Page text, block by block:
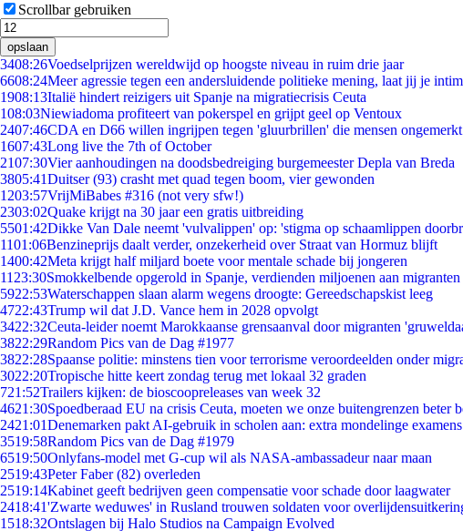
Scrollbar gebruiken
opslaan
3408:26Voedselprijzen wereldwijd op hoogste niveau in ruim drie jaar
6608:24Meer agressie tegen een andersluidende politieke mening, laat jij je
1908:13Italië hindert reizigers uit Spanje na migratiecrisis Ceuta
108:03Niewiadoma profiteert van pokerspel en grijpt geel op Ventoux
2407:46CDA en D66 willen ingrijpen tegen 'gluurbrillen' die mensen
1607:43Long live the 7th of October
2107:30Vier aanhoudingen na doodsbedreiging burgemeester Depla van Breda
3805:41Duitser (93) crasht met quad tegen boom, vier gewonden
1203:57VrijMiBabes #316 (not very sfw!)
2303:02Quake krijgt na 30 jaar een gratis uitbreiding
5501:42Dikke Van Dale neemt 'vulvalippen' op: 'stigma op schaamlippen
1101:06Benzineprijs daalt verder, onzekerheid over Straat van Hormuz blijft
1400:42Meta krijgt half miljard boete voor mentale schade bij jongeren
11 23:30Smokkelbende opgerold in Spanje, verdienden miljoenen aan migranten
5922:53Waterschappen slaan alarm wegens droogte: Gereedschapskist leeg
4722:43Trump wil dat J.D. Vance hem in 2028 opvolgt
3422:32Ceuta-leider noemt Marokkaanse grensaanval door migranten
3822:29Random Pics van de Dag #1977
3822:28Spaanse politie: minstens tien voor terrorisme veroordeelden onder
3022:20Tropische hitte keert zondag terug met lokaal 32 graden
721:52Trailers kijken: de bioscoopreleases van week 32
4621:30Spoedberaad EU na crisis Ceuta, moeten we onze buitengrenzen beter
2421:01Denemarken pakt AI-gebruik in scholen aan: extra mondelinge examens
3519:58Random Pics van de Dag #1979
6519:50Onlyfans-model met G-cup wil als NASA-ambassadeur naar maan
2519:43Peter Faber (82) overleden
2519:14Kabinet geeft bedrijven geen compensatie voor schade door laagwater
2418:41'Zwarte weduwes' in Rusland trouwen soldaten voor
1518:32Ontslagen bij Halo Studios na Campaign Evolved